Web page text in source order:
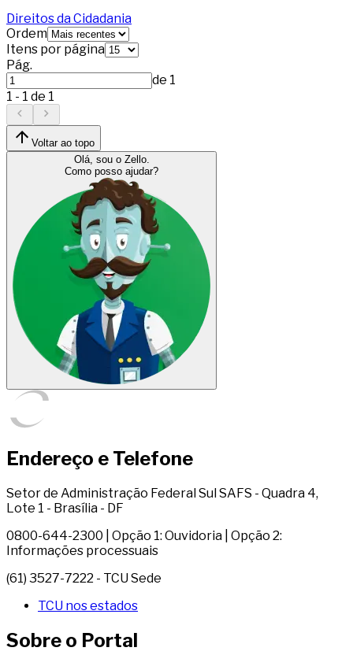
Direitos da Cidadania
Ordem
Itens por página
Pág.
de 1
1 - 1 de 1
Voltar ao topo
Olá, sou o Zello.
Como posso ajudar?
Endereço e Telefone
Setor de Administração Federal Sul SAFS - Quadra 4,
Lote 1 - Brasília - DF
0800-644-2300 | Opção 1: Ouvidoria | Opção 2:
Informações processuais
(61) 3527-7222 - TCU Sede
TCU nos estados
Sobre o Portal